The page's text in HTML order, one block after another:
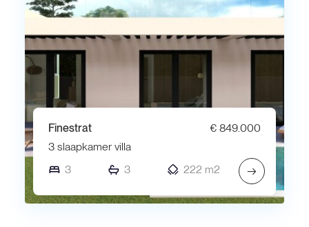
Finestrat
€ 849.000
3 slaapkamer villa
3
3 222 m2 →